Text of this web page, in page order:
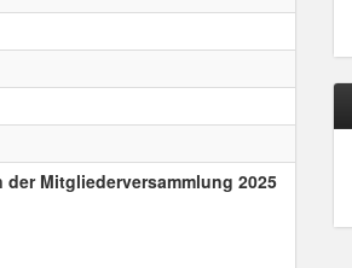
Mitgliederversammlung 2025